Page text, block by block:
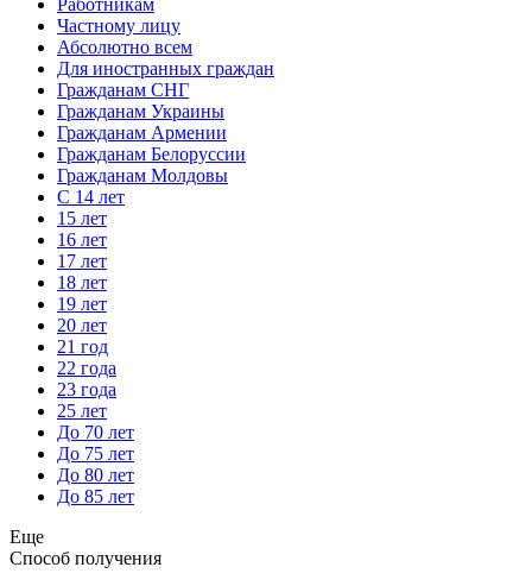
Работникам
Частному лицу
Абсолютно всем
Для иностранных граждан
Гражданам СНГ
Гражданам Украины
Гражданам Армении
Гражданам Белоруссии
Гражданам Молдовы
С 14 лет
15 лет
16 лет
17 лет
18 лет
19 лет
20 лет
21 год
22 года
23 года
25 лет
До 70 лет
До 75 лет
До 80 лет
До 85 лет
Еще
Способ получения